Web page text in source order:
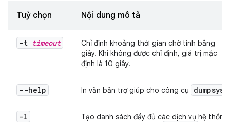
Tuỳ chọn Nội dung mô tả
-t timeout
Chỉ định khoảng thời gian chờ tính bằng
giây. Khi không được chỉ định, giá trị mặc
định là 10 giây.
--help In văn bản trợ giúp cho công cụ dumpsys
-l
Tạo danh sách đầy đủ các dịch vụ hệ thống